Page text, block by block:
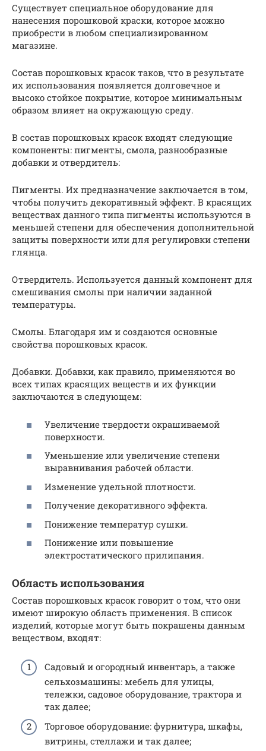
Существует специальное оборудование для
нанесения порошковой краски, которое можно
приобрести в любом специализированном
магазине.
Состав порошковых красок таков, что в результате
их использования появляется долговечное и
высоко стойкое покрытие, которое минимальным
образом влияет на окружающую среду.
В состав порошковых красок входят следующие
компоненты: пигменты, смола, разнообразные
добавки и отвердитель:
Пигменты. Их предназначение заключается в том,
чтобы получить декоративный эффект. В красящих
веществах данного типа пигменты используются в
меньшей степени для обеспечения дополнительной
защиты поверхности или для регулировки степени
глянца.
Отвердитель. Используется данный компонент для
смешивания смолы при наличии заданной
температуры.
Смолы. Благодаря им и создаются основные
свойства порошковых красок.
Добавки. Добавки, как правило, применяются во
всех типах красящих веществ и их функции
заключаются в следующем:
Увеличение твердости окрашиваемой
поверхности.
Уменьшение или увеличение степени
выравнивания рабочей области.
Изменение удельной плотности.
Получение декоративного эффекта.
Понижение температур сушки.
Понижение или повышение
электростатического прилипания.
Область использования
Состав порошковых красок говорит о том, что они
имеют широкую область применения. В список
изделий, которые могут быть покрашены данным
веществом, входят:
Садовый и огородный инвентарь, а также
сельхозмашины: мебель для улицы,
тележки, садовое оборудование, трактора и
так далее;
Торговое оборудование: фурнитура, шкафы,
витрины, стеллажи и так далее;